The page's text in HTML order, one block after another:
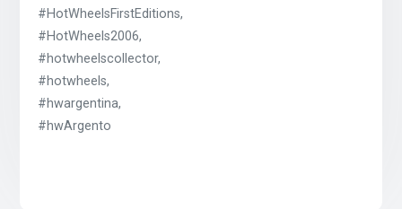
#HotWheelsFirstEditions,
#HotWheels2006,
#hotwheelscollector,
#hotwheels,
#hwargentina,
#hwArgento